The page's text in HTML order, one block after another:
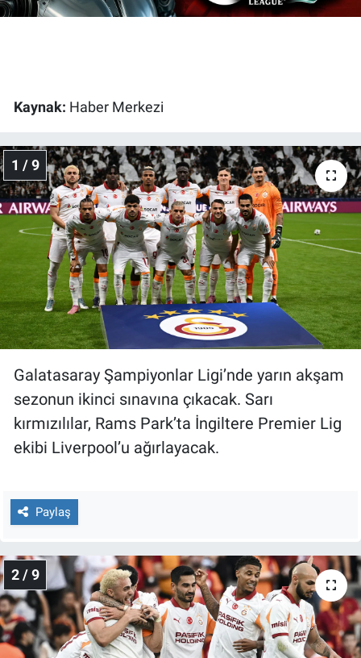
Kaynak: Haber Merkezi
1 / 9
Galatasaray Şampiyonlar Ligi’nde yarın akşam
sezonun ikinci sınavına çıkacak. Sarı
kırmızılılar, Rams Park’ta İngiltere Premier Lig
ekibi Liverpool’u ağırlayacak.
Paylaş
2 / 9
Gündem Özel
Günün görüntüsü
Haber
İlan
Kimdir
Koronavirüs
Ne demişti
Nedir
Programlar
Sağlık
Spor
Teknoloji